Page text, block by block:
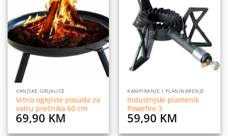
na
listu
želja
VANJSKE GRIJALICE
Vrtno ognjiste posuda za
vatru prečnika 60 cm
69,90 KM
Dodaj
na
listu
želja
KAMPIRANJE I PLANINARENJE
Industrijski plamenik
Powefire 3
59,90 KM